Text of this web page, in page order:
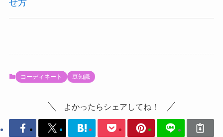
せ方
コーディネート 豆知識
よかったらシェアしてね！